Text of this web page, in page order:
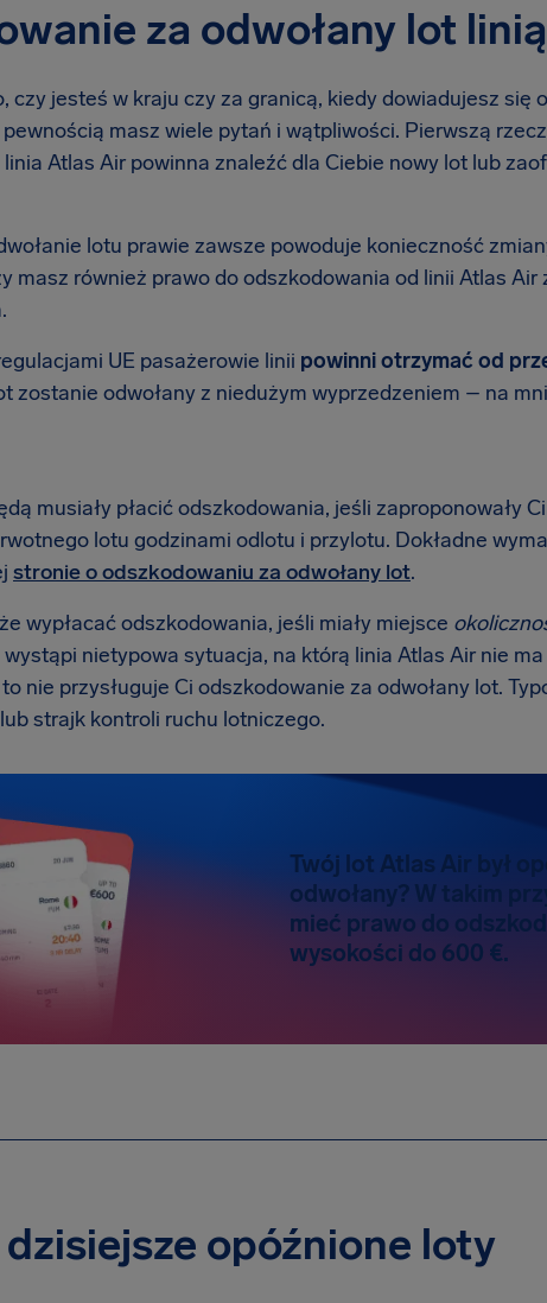
za odwołany lot
czy jesteś w kraju czy za granicą, kiedy dowiadujesz się
masz wiele pytań i wątpliwości. Pierwszą
Atlas Air powinna znaleźć dla Ciebie nowy lot lub
lotu prawie zawsze powoduje konieczność
masz również prawo do odszkodowania od linii Atlas Air
UE pasażerowie linii powinni otrzymać od
zostanie odwołany z niedużym wyprzedzeniem – na
musiały płacić odszkodowania, jeśli zaproponowały
lotu godzinami odlotu i przylotu. Dokładne
stronie o odszkodowaniu za odwołany lot.
wypłacać odszkodowania, jeśli miały miejsce
nietypowa sytuacja, na którą linia Atlas Air nie ma
nie przysługuje Ci odszkodowanie za odwołany lot.
strajk kontroli ruchu lotniczego.
Twój lot Atlas Air był
odwołany? W takim
mieć prawo do
wysokości do 600 €.
opóźnione loty